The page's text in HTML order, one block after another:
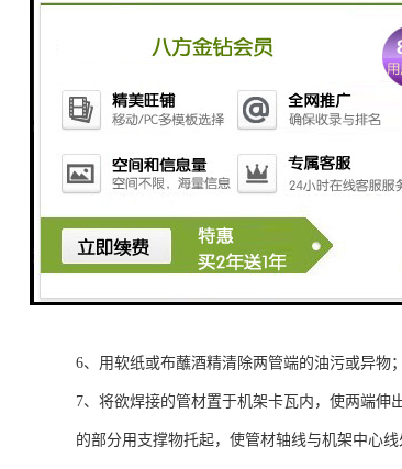
联塑PE给水管在焊接过程中，操作人员应参照
而且在必要时，应根据天气、环境温度等变化
1、将与管材规格一致的卡瓦装入机架；
2、准备足够的支撑物，保证待焊接管材可与机
4、接通焊机电源，打开加热板、铣刀和油泵开
5、核对欲焊接管材规格、压力等级是否正确
6、用软纸或布蘸酒精清除两管端的油污或异物；
7、将欲焊接的管材置于机架卡瓦内，使两端伸
的部分用支撑物托起，使管材轴线与机架中心